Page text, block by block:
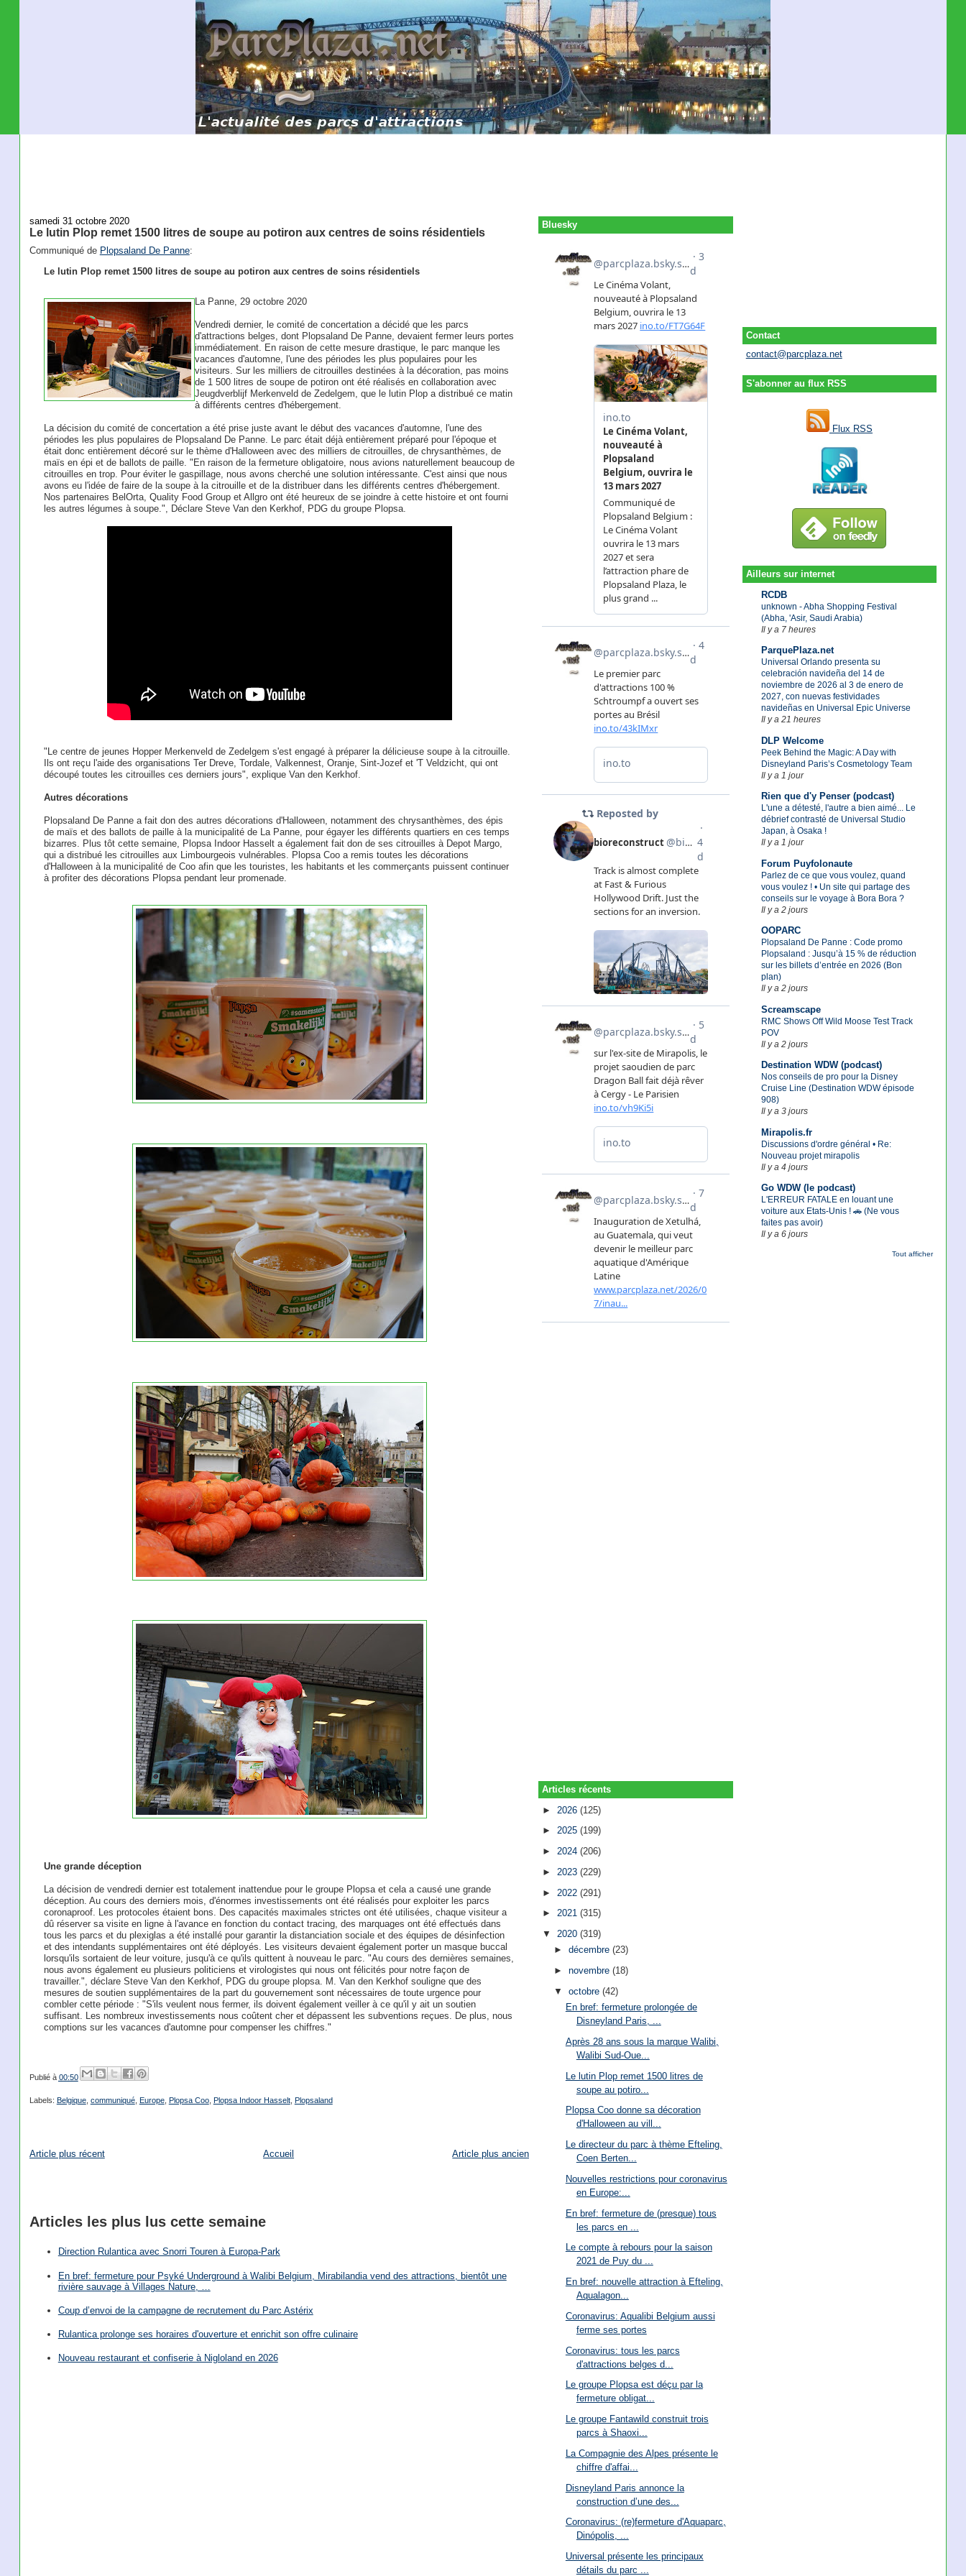
Contact
contact@parcplaza.net
S'abonner au flux RSS
Flux RSS
Ailleurs sur internet
RCDB
unknown - Abha Shopping Festival
(Abha, 'Asir, Saudi Arabia)
Il y a 7 heures
ParquePlaza.net
Universal Orlando presenta su
celebración navideña del 14 de
noviembre de 2026 al 3 de enero de
2027, con nuevas festividades
navideñas en Universal Epic Universe
Il y a 21 heures
DLP Welcome
Peek Behind the Magic: A Day with
Disneyland Paris’s Cosmetology Team
Il y a 1 jour
Rien que d'y Penser (podcast)
L'une a détesté, l'autre a bien aimé... Le
débrief contrasté de Universal Studio
Japan, à Osaka !
Il y a 1 jour
Forum Puyfolonaute
Parlez de ce que vous voulez, quand
vous voulez ! • Un site qui partage des
conseils sur le voyage à Bora Bora ?
Il y a 2 jours
OOPARC
Plopsaland De Panne : Code promo
Plopsaland : Jusqu’à 15 % de réduction
sur les billets d’entrée en 2026 (Bon
plan)
Il y a 2 jours
Screamscape
RMC Shows Off Wild Moose Test Track
POV
Il y a 2 jours
Destination WDW (podcast)
Nos conseils de pro pour la Disney
Cruise Line (Destination WDW épisode
908)
Il y a 3 jours
Mirapolis.fr
Discussions d'ordre général • Re:
Nouveau projet mirapolis
Il y a 4 jours
Go WDW (le podcast)
L'ERREUR FATALE en louant une
voiture aux Etats-Unis ! 🚗 (Ne vous
faites pas avoir)
Il y a 6 jours
Tout afficher
samedi 31 octobre 2020
Le lutin Plop remet 1500 litres de soupe au potiron aux centres de soins résidentiels
Communiqué de Plopsaland De Panne:
Le lutin Plop remet 1500 litres de soupe au potiron aux centres de soins résidentiels
La Panne, 29 octobre 2020
Vendredi dernier, le comité de concertation a décidé que les parcs
d'attractions belges, dont Plopsaland De Panne, devaient fermer leurs portes
immédiatement. En raison de cette mesure drastique, le parc manque les
vacances d'automne, l'une des périodes les plus populaires pour les
visiteurs. Sur les milliers de citrouilles destinées à la décoration, pas moins
de 1 500 litres de soupe de potiron ont été réalisés en collaboration avec
Jeugdverblijf Merkenveld de Zedelgem, que le lutin Plop a distribué ce matin
à différents centres d'hébergement.
La décision du comité de concertation a été prise juste avant le début des vacances d'automne, l'une des
périodes les plus populaires de Plopsaland De Panne. Le parc était déjà entièrement préparé pour l'époque et
était donc entièrement décoré sur le thème d'Halloween avec des milliers de citrouilles, de chrysanthèmes, de
maïs en épi et de ballots de paille. "En raison de la fermeture obligatoire, nous avions naturellement beaucoup de
citrouilles en trop. Pour éviter le gaspillage, nous avons cherché une solution intéressante. C'est ainsi que nous
avons eu l'idée de faire de la soupe à la citrouille et de la distribuer dans les différents centres d'hébergement.
Nos partenaires BelOrta, Quality Food Group et Allgro ont été heureux de se joindre à cette histoire et ont fourni
les autres légumes à soupe.", Déclare Steve Van den Kerkhof, PDG du groupe Plopsa.
"Le centre de jeunes Hopper Merkenveld de Zedelgem s'est engagé à préparer la délicieuse soupe à la citrouille.
Ils ont reçu l'aide des organisations Ter Dreve, Tordale, Valkennest, Oranje, Sint-Jozef et 'T Veldzicht, qui ont
découpé toutes les citrouilles ces derniers jours", explique Van den Kerkhof.
Autres décorations
Plopsaland De Panne a fait don des autres décorations d'Halloween, notamment des chrysanthèmes, des épis
de maïs et des ballots de paille à la municipalité de La Panne, pour égayer les différents quartiers en ces temps
bizarres. Plus tôt cette semaine, Plopsa Indoor Hasselt a également fait don de ses citrouilles à Depot Margo,
qui a distribué les citrouilles aux Limbourgeois vulnérables. Plopsa Coo a remis toutes les décorations
d'Halloween à la municipalité de Coo afin que les touristes, les habitants et les commerçants puissent continuer
à profiter des décorations Plopsa pendant leur promenade.
Une grande déception
La décision de vendredi dernier est totalement inattendue pour le groupe Plopsa et cela a causé une grande
déception. Au cours des derniers mois, d'énormes investissements ont été réalisés pour exploiter les parcs
coronaproof. Les protocoles étaient bons. Des capacités maximales strictes ont été utilisées, chaque visiteur a
dû réserver sa visite en ligne à l'avance en fonction du contact tracing, des marquages ont été effectués dans
tous les parcs et du plexiglas a été installé pour garantir la distanciation sociale et des équipes de désinfection
et des intendants supplémentaires ont été déployés. Les visiteurs devaient également porter un masque buccal
lorsqu'ils sortaient de leur voiture, jusqu'à ce qu'ils quittent à nouveau le parc. "Au cours des dernières semaines,
nous avons également eu plusieurs politiciens et virologistes qui nous ont félicités pour notre façon de
travailler.", déclare Steve Van den Kerkhof, PDG du groupe plopsa. M. Van den Kerkhof souligne que des
mesures de soutien supplémentaires de la part du gouvernement sont nécessaires de toute urgence pour
combler cette période : "S'ils veulent nous fermer, ils doivent également veiller à ce qu'il y ait un soutien
suffisant. Les nombreux investissements nous coûtent cher et dépassent les subventions reçues. De plus, nous
comptions sur les vacances d'automne pour compenser les chiffres."
Publié à 00:50
Labels: Belgique, communiqué, Europe, Plopsa Coo, Plopsa Indoor Hasselt, Plopsaland
Article plus récent Article plus ancien
Accueil
Articles les plus lus cette semaine
Direction Rulantica avec Snorri Touren à Europa-Park
En bref: fermeture pour Psyké Underground à Walibi Belgium, Mirabilandia vend des attractions, bientôt une
rivière sauvage à Villages Nature, …
Coup d’envoi de la campagne de recrutement du Parc Astérix
Rulantica prolonge ses horaires d'ouverture et enrichit son offre culinaire
Nouveau restaurant et confiserie à Nigloland en 2026
Bluesky
Articles récents
► 2026(125)
►2025(199)
►2024(206)
► 2023(229)
► 2022(291)
►2021(315)
▼2020(319)
► décembre (23)
► novembre (18)
▼ octobre (42)
En bref: fermeture prolongée de
Disneyland Paris, ...
Après 28 ans sous la marque Walibi,
Walibi Sud-Oue...
Le lutin Plop remet 1500 litres de
soupe au potiro...
Plopsa Coo donne sa décoration
d'Halloween au vill...
Le directeur du parc à thème Efteling,
Coen Berten...
Nouvelles restrictions pour coronavirus
en Europe:...
En bref: fermeture de (presque) tous
les parcs en ...
Le compte à rebours pour la saison
2021 de Puy du ...
En bref: nouvelle attraction à Efteling,
Aqualagon...
Coronavirus: Aqualibi Belgium aussi
ferme ses portes
Coronavirus: tous les parcs
d'attractions belges d...
Le groupe Plopsa est déçu par la
fermeture obligat...
Le groupe Fantawild construit trois
parcs à Shaoxi...
La Compagnie des Alpes présente le
chiffre d'affai...
Disneyland Paris annonce la
construction d’une des...
Coronavirus: (re)fermeture d'Aquaparc,
Dinópolis, ...
Universal présente les principaux
détails du parc ...